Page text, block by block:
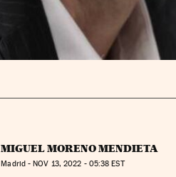
MIGUEL MORENO MENDIETA
Madrid -NOV 13, 2022 - 05:38 EST